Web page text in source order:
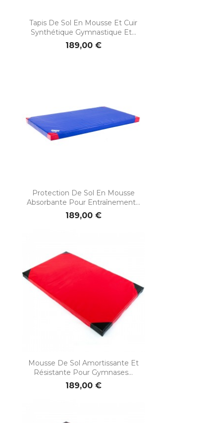
Tapis De Sol En Mousse Et Cuir
Synthétique Gymnastique Et...
189,00 €
Protection De Sol En Mousse
Absorbante Pour Entraînement...
189,00 €
Mousse De Sol Amortissante Et
Résistante Pour Gymnases...
189,00 €